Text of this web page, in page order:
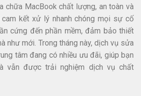
chữa MacBook chất lượng, an toàn và
cam kết xử lý nhanh chóng mọi sự cố
cứng đến phần mềm, đảm bảo thiết
như mới. Trong tháng này, dịch vụ sửa
tâm đang có nhiều ưu đãi, giúp bạn
vẫn được trải nghiệm dịch vụ chất